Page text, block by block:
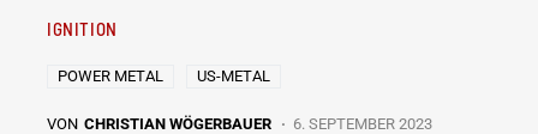
IGNITION
POWER METAL US-METAL
VON CHRISTIAN WÖGERBAUER 6. SEPTEMBER 2023